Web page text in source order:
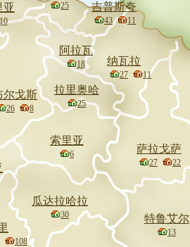
吉普斯夸
43 11
亚
尔戈斯
26 8
拉里奥哈
25
25
特鲁艾尔
13
瓜达拉哈拉
30
索里亚
6
纳瓦拉
27 11
萨拉戈萨
27 22
阿拉瓦
18
108